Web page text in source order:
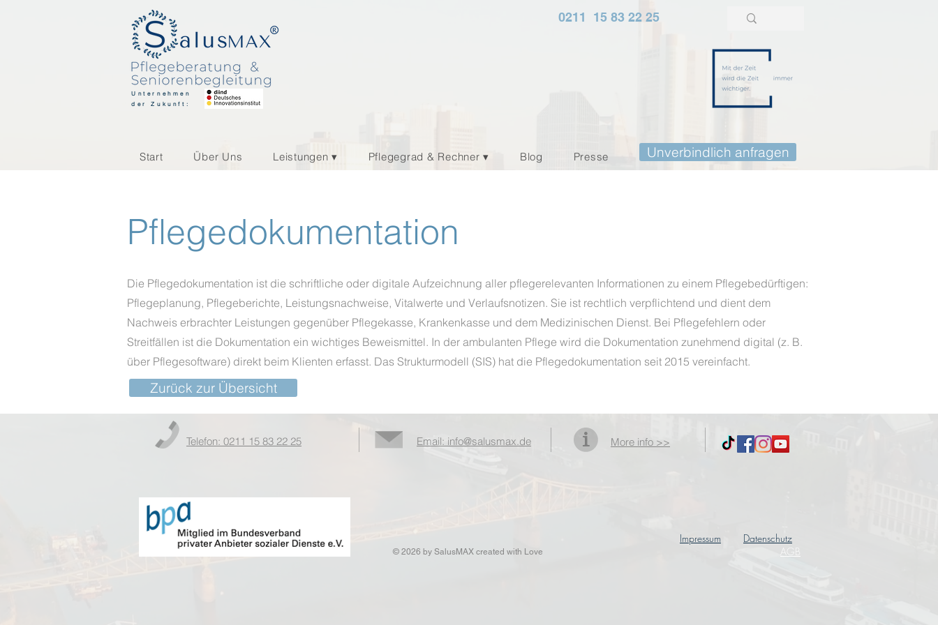
Unternehmen
der Zukunft:
0211 15 83 22 25
Start Über Uns Leistungen ▾ Pflegegrad & Rechner ▾ Blog Presse Unverbindlich anfragen
Pflegedokumentation
Die Pflegedokumentation ist die schriftliche oder digitale Aufzeichnung aller pflegerelevanten Informationen zu einem Pflegebedürftigen:
Pflegeplanung, Pflegeberichte, Leistungsnachweise, Vitalwerte und Verlaufsnotizen. Sie ist rechtlich verpflichtend und dient dem
Nachweis erbrachter Leistungen gegenüber Pflegekasse, Krankenkasse und dem Medizinischen Dienst. Bei Pflegefehlern oder
Streitfällen ist die Dokumentation ein wichtiges Beweismittel. In der ambulanten Pflege wird die Dokumentation zunehmend digital (z. B.
über Pflegesoftware) direkt beim Klienten erfasst. Das Strukturmodell (SIS) hat die Pflegedokumentation seit 2015 vereinfacht.
Zurück zur Übersicht
Telefon: 0211 15 83 22 25 Email: info@salusmax.de More info >>
© 2026 by SalusMAX created with Love
Impressum
Datenschutz
AGB